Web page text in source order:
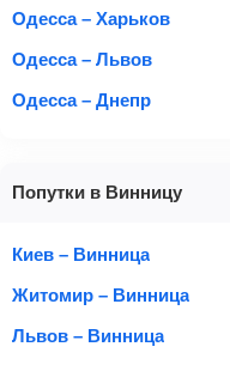
Одесса – Харьков
Одесса – Львов
Одесса – Днепр
Попутки в Винницу
Киев – Винница
Житомир – Винница
Львов – Винница